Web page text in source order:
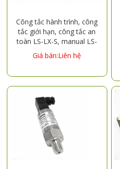
Công tắc hành trình, công
tắc giới hạn, công tắc an
toàn LS-LX-S, manual LS-
LX-Z, automatic SKY-SL-CR,
automatic SKY-SL-CS,
Giá bán:Liên hệ